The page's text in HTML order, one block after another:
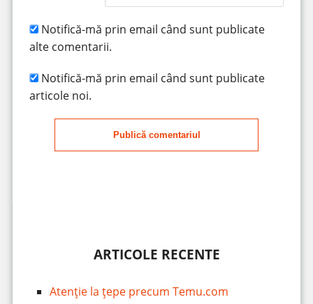
Notifică-mă prin email când sunt publicate
alte comentarii.
Notifică-mă prin email când sunt publicate
articole noi.
Publică comentariul
ARTICOLE RECENTE
Atenție la țepe precum Temu.com